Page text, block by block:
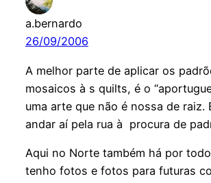
a.bernardo
26/09/2006
A melhor parte de aplicar os
mosaicos à s quilts, é o
uma arte que não é nossa de raiz.
andar aí pela rua à procura de
Aqui no Norte também há por
tenho fotos e fotos para futuras